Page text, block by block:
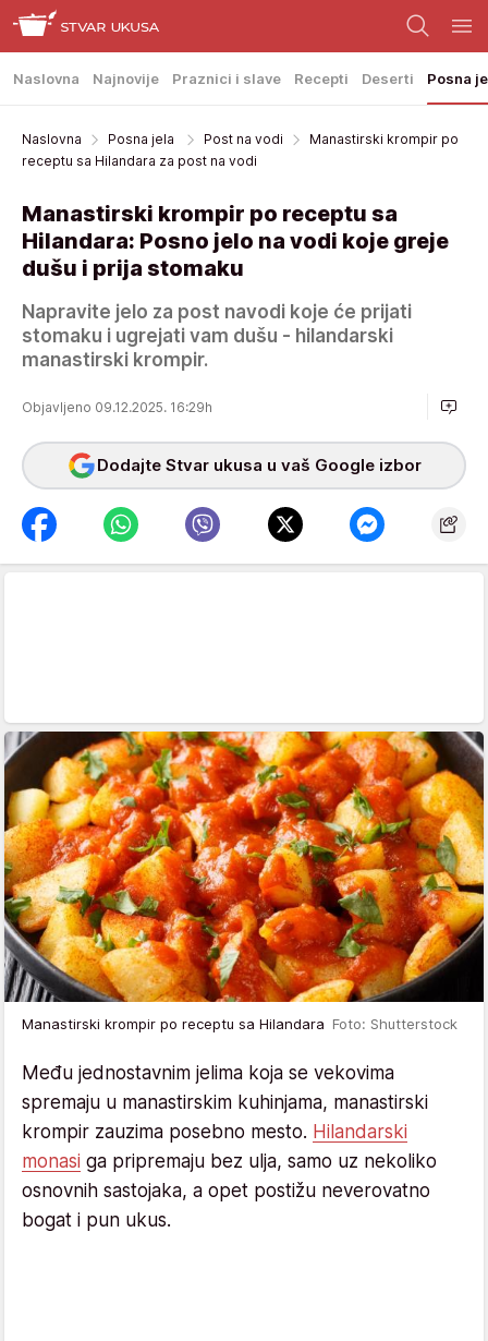
Naslovna Najnovije Praznici i slave Recepti Deserti Posna
Naslovna Posna jela Post na vodi
Manastirski krompir po
receptu sa Hilandara za post na vodi
Manastirski krompir po receptu sa
Hilandara: Posno jelo na vodi koje greje
dušu i prija stomaku
Napravite jelo za post navodi koje će prijati
stomaku i ugrejati vam dušu - hilandarski
manastirski krompir.
Objavljeno 09.12.2025. 16:29h
Dodajte Stvar ukusa u vaš Google izbor
Manastirski krompir po receptu sa Hilandara Foto: Shutterstock
Među jednostavnim jelima koja se vekovima
spremaju u manastirskim kuhinjama, manastirski
krompir zauzima posebno mesto. Hilandarski
monasi ga pripremaju bez ulja, samo uz nekoliko
osnovnih sastojaka, a opet postižu neverovatno
bogat i pun ukus.